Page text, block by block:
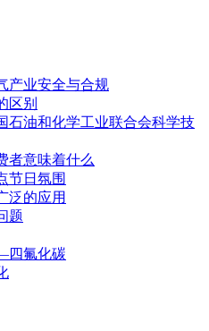
产业安全与合规
区别
石油和化学工业联合会科学技
者意味着什么
节日氛围
泛的应用
题
四氟化碳